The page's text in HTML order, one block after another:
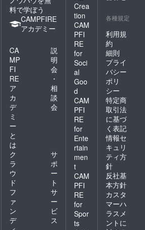
料で学ぼう
CAMPFIRE
アカデミー
CA
MP
FI
RE
ア
カ
デ
ミ
ー
と
は
説
明
会
・
相
談
会
ク
ラ
ウ
ド
フ
ァ
ン
デ
サ
ポ
ー
ト
サ
ー
ビ
ス
Crea
tion
CAM
PFI
RE
for
Soci
al
Goo
d
CAM
PFI
RE
for
Ente
rtain
men
t
CAM
PFI
RE
for
Spor
ts
各種規定
利用規
約
細則
プライ
バシー
ポリ
シー
特定商
取引法
に基づ
く表記
情報セ
キュリ
ティ方
針
反社基
本方針
カスタ
マーハ
ラスメ
ントに